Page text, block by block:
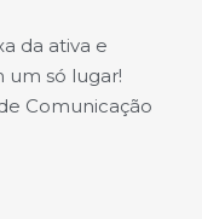
da ativa e
um só lugar!
Comunicação